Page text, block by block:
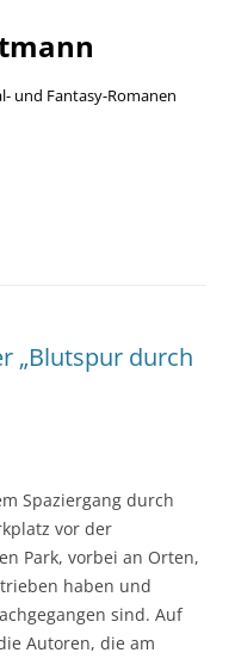
und Fantasy-Romanen
„Blutspur durch
Spaziergang durch
vor der
Park, vorbei an Orten,
haben und
sind. Auf
Autoren, die am